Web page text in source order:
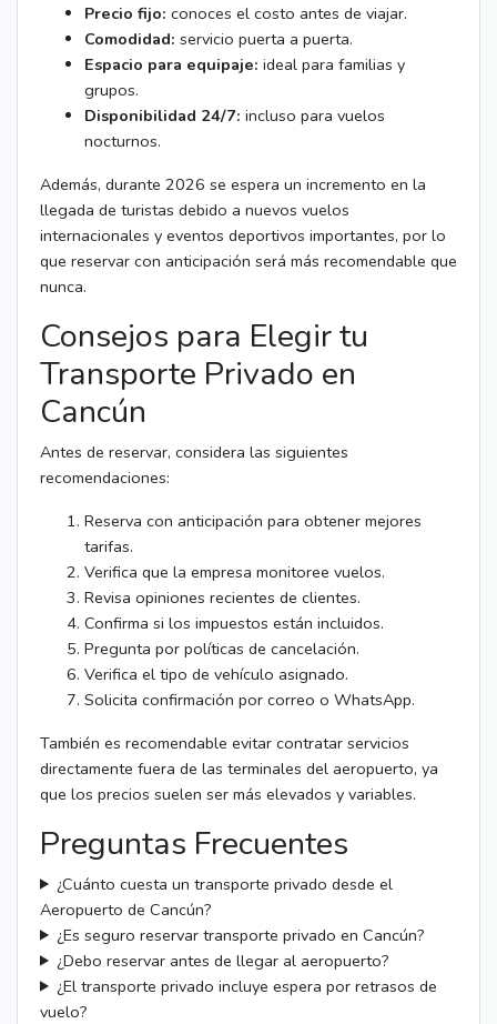
Precio fijo: conoces el costo antes de viajar.
Comodidad: servicio puerta a puerta.
Espacio para equipaje: ideal para familias y
grupos.
Disponibilidad 24/7: incluso para vuelos
nocturnos.
Además, durante 2026 se espera un incremento en la
llegada de turistas debido a nuevos vuelos
internacionales y eventos deportivos importantes, por lo
que reservar con anticipación será más recomendable que
nunca.
Consejos para Elegir tu
Transporte Privado en
Cancún
Antes de reservar, considera las siguientes
recomendaciones:
Reserva con anticipación para obtener mejores
tarifas.
Verifica que la empresa monitoree vuelos.
Revisa opiniones recientes de clientes.
Confirma si los impuestos están incluidos.
Pregunta por políticas de cancelación.
Verifica el tipo de vehículo asignado.
Solicita confirmación por correo o WhatsApp.
También es recomendable evitar contratar servicios
directamente fuera de las terminales del aeropuerto, ya
que los precios suelen ser más elevados y variables.
Preguntas Frecuentes
¿Cuánto cuesta un transporte privado desde el
Aeropuerto de Cancún?
¿Es seguro reservar transporte privado en Cancún?
¿Debo reservar antes de llegar al aeropuerto?
¿El transporte privado incluye espera por retrasos de
vuelo?